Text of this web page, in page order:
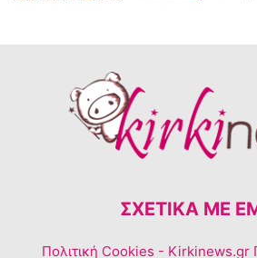
ΣΧΕΤΙΚΆ ΜΕ
Πολιτική Cookies - Kirkinews.gr